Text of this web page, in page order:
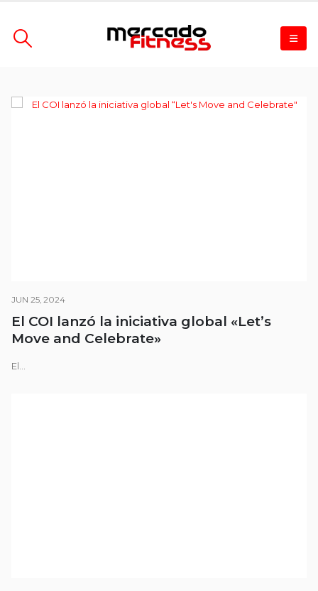
JUN 25, 2024
El COI lanzó la iniciativa global «Let’s
Move and Celebrate»
El...